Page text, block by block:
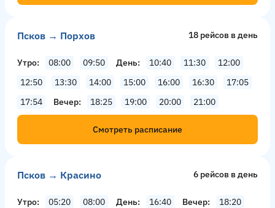
Псков → Порхов 18 рейсов в день
Утро 08:00 09:50 День 10:40 11:30
12:00
12:50
13:30 14:00 15:00 16:00 16:30
17:05
17:54
Вечер 18:25 19:00 20:00 21:00
Смотреть расписание
Псков → Красино 6 рейсов в день
Утро 05:20 08:00 День 16:40 Вечер 18:20